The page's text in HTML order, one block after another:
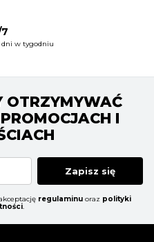
dni w tygodniu
OTRZYMYWAĆ
I
Zapisz się
regulaminu oraz polityki
.